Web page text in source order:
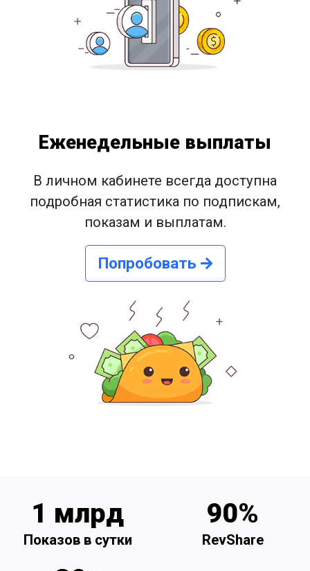
Еженедельные выплаты
В личном кабинете всегда доступна
подробная статистика по подпискам,
показам и выплатам.
Попробовать
1 млрд
Показов в сутки
90%
RevShare